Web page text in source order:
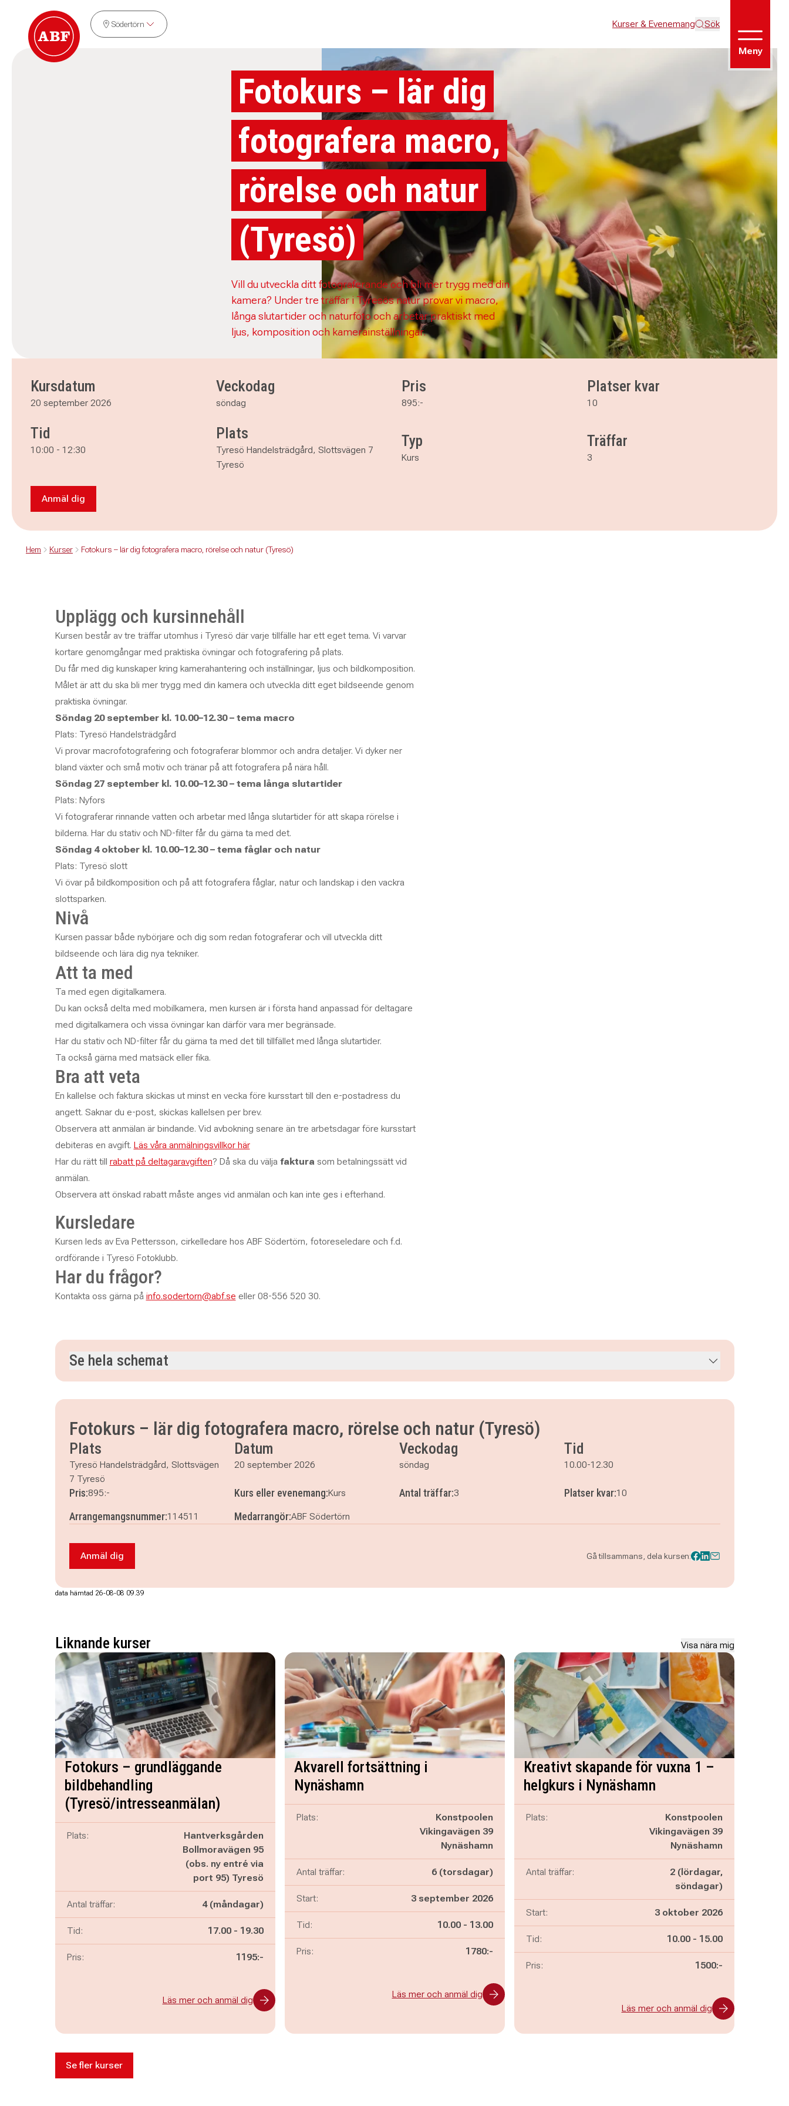
Södertörn Kurser & Evenemang Sök
Meny
Fotokurs – lär dig
fotografera macro,
rörelse och natur
(Tyresö)
Vill du utveckla ditt fotograferande och bli mer trygg med din
kamera? Under tre träffar i Tyresös natur provar vi macro,
långa slutartider och naturfoto och arbetar praktiskt med
ljus, komposition och kamerainställningar.
Kursdatum
20 september 2026
Veckodag
söndag
Tid
10:00 - 12:30
Plats
Tyresö Handelsträdgård, Slottsvägen 7
Tyresö
Pris
895:-
Platser kvar
10
Typ
Kurs
Träffar
3
Anmäl dig till Fotokurs – lär dig fotografera macro, rörelse och natur (Tyresö)
Anmäl dig
Hem Kurser Fotokurs – lär dig fotografera macro, rörelse och natur (Tyresö)
Upplägg och kursinnehåll
Kursen består av tre träffar utomhus i Tyresö där varje tillfälle har ett eget tema. Vi varvar
kortare genomgångar med praktiska övningar och fotografering på plats.
Du får med dig kunskaper kring kamerahantering och inställningar, ljus och bildkomposition.
Målet är att du ska bli mer trygg med din kamera och utveckla ditt eget bildseende genom
praktiska övningar.
Söndag 20 september kl. 10.00–12.30 – tema macro
Plats: Tyresö Handelsträdgård
Vi provar macrofotografering och fotograferar blommor och andra detaljer. Vi dyker ner
bland växter och små motiv och tränar på att fotografera på nära håll.
Söndag 27 september kl. 10.00–12.30 – tema långa slutartider
Plats: Nyfors
Vi fotograferar rinnande vatten och arbetar med långa slutartider för att skapa rörelse i
bilderna. Har du stativ och ND-filter får du gärna ta med det.
Söndag 4 oktober kl. 10.00–12.30 – tema fåglar och natur
Plats: Tyresö slott
Vi övar på bildkomposition och på att fotografera fåglar, natur och landskap i den vackra
slottsparken.
Nivå
Kursen passar både nybörjare och dig som redan fotograferar och vill utveckla ditt
bildseende och lära dig nya tekniker.
Att ta med
Ta med egen digitalkamera.
Du kan också delta med mobilkamera, men kursen är i första hand anpassad för deltagare
med digitalkamera och vissa övningar kan därför vara mer begränsade.
Har du stativ och ND-filter får du gärna ta med det till tillfället med långa slutartider.
Ta också gärna med matsäck eller fika.
Bra att veta
En kallelse och faktura skickas ut minst en vecka före kursstart till den e-postadress du
angett. Saknar du e-post, skickas kallelsen per brev.
Observera att anmälan är bindande. Vid avbokning senare än tre arbetsdagar före kursstart
debiteras en avgift. Läs våra anmälningsvillkor här
Har du rätt till rabatt på deltagaravgiften? Då ska du välja fakturasom betalningssätt vid
anmälan.
Observera att önskad rabatt måste anges vid anmälan och kan inte ges i efterhand.
Kursledare
Kursen leds av Eva Pettersson, cirkelledare hos ABF Södertörn, fotoreseledare och f.d.
ordförande i Tyresö Fotoklubb.
Har du frågor?
Kontakta oss gärna på info.sodertorn@abf.se eller 08-556 520 30.
Se hela schemat
söndag 4 oktober 2026
klockan 10.00–12.30
Fotokurs – lär dig fotografera macro, rörelse och natur (Tyresö)
Plats
Tyresö Handelsträdgård, Slottsvägen
7 Tyresö
Datum
20 september 2026
Veckodag
söndag
Tid
10.00-12.30
Pris:895:- Kurs eller evenemang:Kurs Antal träffar:3 Platser kvar:10
Arrangemangsnummer:114511 Medarrangör:ABF Södertörn
Anmäl dig till Fotokurs – lär dig fotografera macro, rörelse och natur (Tyresö)
Anmäl dig Gå tillsammans, dela kursen:
data hämtad 26-08-08 09.39
Liknande kurser Visa nära mig
Fotokurs – grundläggande
bildbehandling
(Tyresö/intresseanmälan)
Plats:
Hantverksgården
Bollmoravägen 95
(obs. ny entré via
port 95) Tyresö
Antal träffar: 4 (måndagar)
Tid: Pågår mellan
17.00 - och
19.30
Pris: 1195:-
Läs mer och anmäl dig
Akvarell fortsättning i
Nynäshamn
Plats:
Konstpoolen
Vikingavägen 39
Nynäshamn
Antal träffar: 6 (torsdagar)
Start: 3 september 2026
Tid: Pågår mellan
10.00 - och
13.00
Pris: 1780:-
Läs mer och anmäl dig
Kreativt skapande för vuxna 1 –
helgkurs i Nynäshamn
Plats:
Konstpoolen
Vikingavägen 39
Nynäshamn
Antal träffar:
2 (lördagar,
söndagar)
Start: 3 oktober 2026
Tid: Pågår mellan
10.00 - och
15.00
Pris: 1500:-
Läs mer och anmäl dig
Se fler kurser